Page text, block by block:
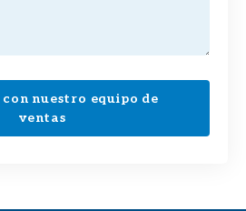
con nuestro equipo de
ventas